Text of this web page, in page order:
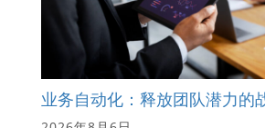
业务自动化：释放团队潜力的